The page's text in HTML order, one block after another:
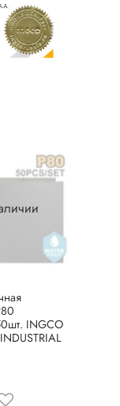
INGCO